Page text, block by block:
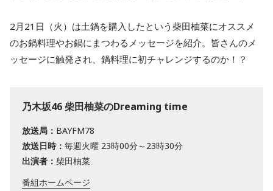
2月21日（火）は土鍋を購入したという柴田柚菜にオススメ
のお鍋料理やお鍋にまつわるメッセージを紹介。皆さんのメ
ッセージに触発され、鍋料理に初チャレンジするのか！？
乃木坂46 柴田柚菜のDreaming time
放送局： BAYFM78
放送日時： 毎週火曜 23時00分～23時30分
出演者： 柴田柚菜
番組ホームページ